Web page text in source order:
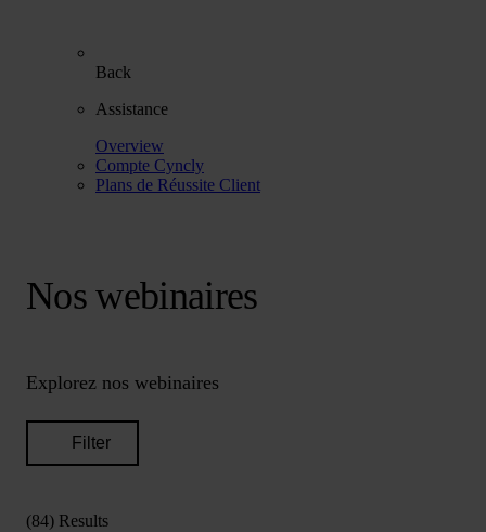
Back
Assistance
Overview
Compte Cyncly
Plans de Réussite Client
Nos webinaires
Explorez nos webinaires
Filter
(84) Results